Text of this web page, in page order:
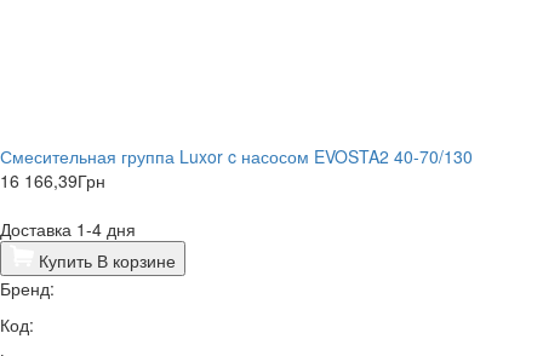
Смесительная группа Luxor c насосом EVOSTA2 40-70/130
16 166,39Грн
Доставка 1-4 дня
Купить В корзине
Бренд:
Код: